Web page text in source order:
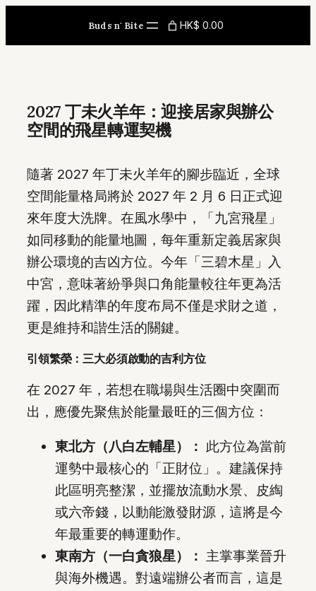
content
Buds n' Bite HK$ 0.00
2027 丁未火羊年：迎接居家與辦公
空間的飛星轉運契機
隨著 2027 年丁未火羊年的腳步臨近，全球
空間能量格局將於 2027 年 2 月 6 日正式迎
來年度大洗牌。在風水學中，「九宮飛星」
如同移動的能量地圖，每年重新定義居家與
辦公環境的吉凶方位。今年「三碧木星」入
中宮，意味著紛爭與口角能量較往年更為活
躍，因此精準的年度布局不僅是求財之道，
更是維持和諧生活的關鍵。
引領繁榮：三大必須啟動的吉利方位
在 2027 年，若想在職場與生活圈中突圍而
出，應優先聚焦於能量最旺的三個方位：
東北方（八白左輔星）： 此方位為當前
運勢中最核心的「正財位」。建議保持
此區明亮整潔，並擺放流動水景、皮綯
或六帝錢，以動能激發財源，這將是今
年最重要的轉運動作。
東南方（一白貪狼星）： 主掌事業晉升
與海外機遇。對遠端辦公者而言，這是